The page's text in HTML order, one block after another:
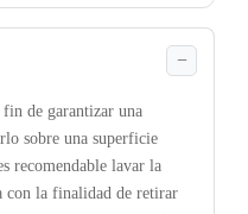
de garantizar una
sobre una superficie
recomendable lavar la
con la finalidad de retirar